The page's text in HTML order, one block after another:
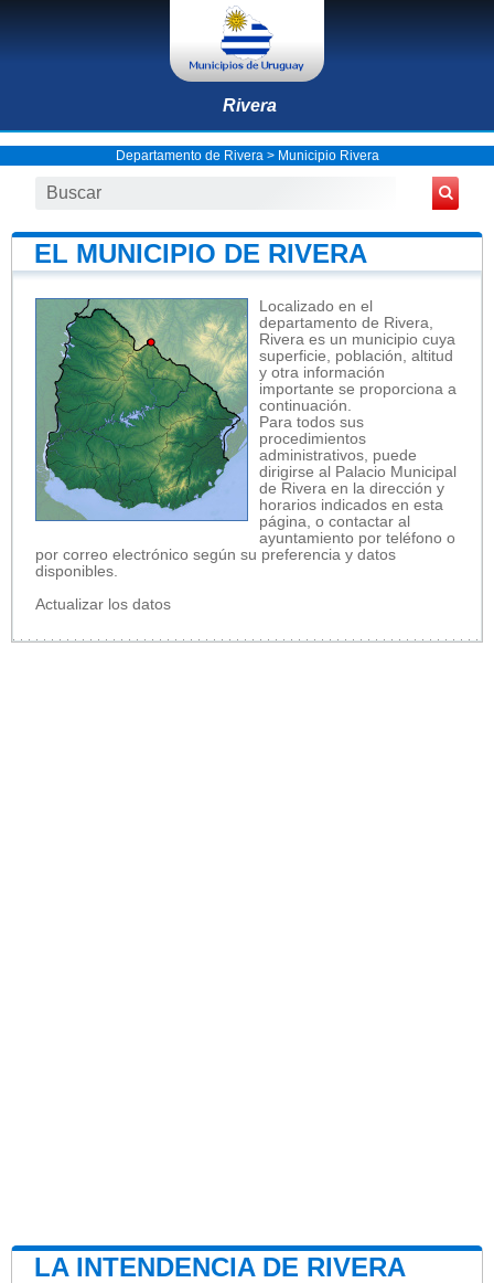
Rivera
Departamento de Rivera > Municipio Rivera
EL MUNICIPIO DE RIVERA
Localizado en el
departamento de Rivera,
Rivera es un municipio cuya
superficie, población, altitud
y otra información
importante se proporciona a
continuación.
Para todos sus
procedimientos
administrativos, puede
dirigirse al Palacio Municipal
de Rivera en la dirección y
horarios indicados en esta
página, o contactar al
ayuntamiento por teléfono o
por correo electrónico según su preferencia y datos
disponibles.
Actualizar los datos
LA INTENDENCIA DE RIVERA